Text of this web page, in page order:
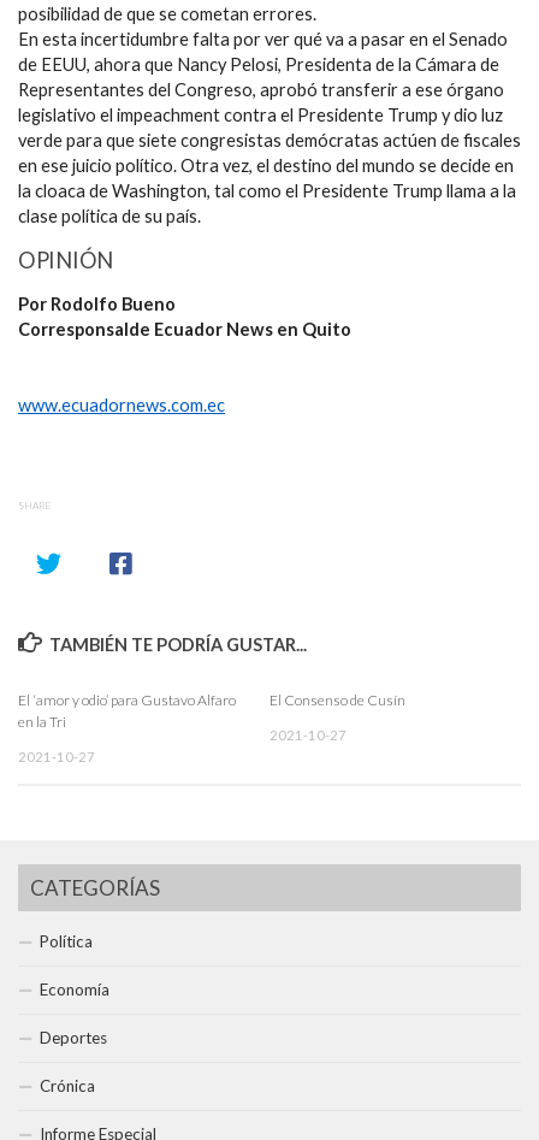
posibilidad de que se cometan errores.
En esta incertidumbre falta por ver qué va a pasar en el Senado
de EEUU, ahora que Nancy Pelosi, Presidenta de la Cámara de
Representantes del Congreso, aprobó transferir a ese órgano
legislativo el impeachment contra el Presidente Trump y dio luz
verde para que siete congresistas demócratas actúen de fiscales
en ese juicio político. Otra vez, el destino del mundo se decide en
la cloaca de Washington, tal como el Presidente Trump llama a la
clase política de su país.
OPINIÓN
Por Rodolfo Bueno
Corresponsalde Ecuador News en Quito
www.ecuadornews.com.ec
SHARE
TAMBIÉN TE PODRÍA GUSTAR...
El ‘amor y odio’ para Gustavo Alfaro
en la Tri
2021-10-27
El Consenso de Cusín
2021-10-27
CATEGORÍAS
Política
Economía
Deportes
Crónica
Informe Especial